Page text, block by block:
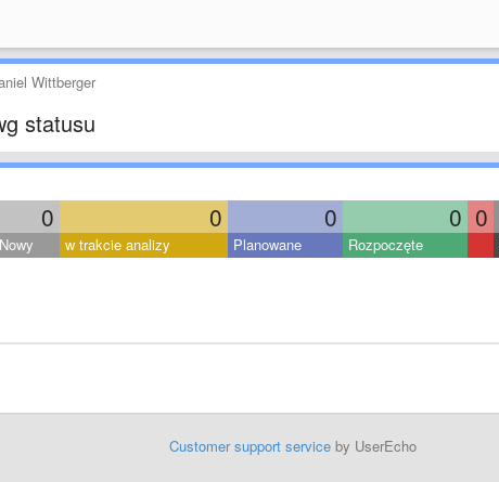
Wittberger
statusu
0 0 0 0 0
Nowy w trakcie analizy Planowane Rozpoczęte
Customer support serviceby UserEcho